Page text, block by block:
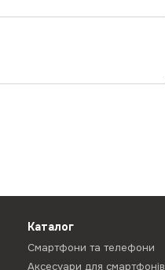
Каталог
Смартфони та телефони
Аксесуари для смартфонів